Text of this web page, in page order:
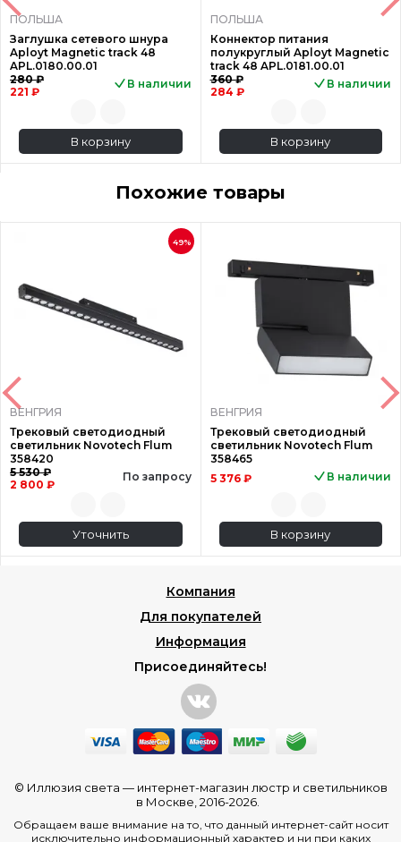
ПОЛЬША
Заглушка сетевого шнура
Aployt Magnetic track 48
APL.0180.00.01
280 ₽
221 ₽
В наличии
В корзину
ПОЛЬША
Коннектор питания
полукруглый Aployt Magnetic
track 48 APL.0181.00.01
360 ₽
284 ₽
В наличии
В корзину
Похожие товары
49%
ВЕНГРИЯ
Трековый светодиодный
светильник Novotech Flum
358420
5 530 ₽
2 800 ₽
По запросу
Уточнить
ВЕНГРИЯ
Трековый светодиодный
светильник Novotech Flum
358465
5 376 ₽
В наличии
В корзину
Компания
Для покупателей
Информация
Присоединяйтесь!
© Иллюзия света — интернет-магазин люстр и светильников
в Москве , 2016-2026.
Обращаем ваше внимание на то, что данный интернет-сайт носит
исключительно информационный характер и ни при каких